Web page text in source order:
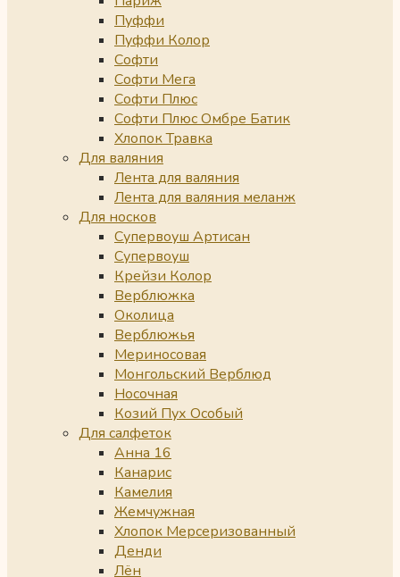
Пуффи
Пуффи Колор
Софти
Софти Мега
Софти Плюс
Софти Плюс Омбре Батик
Хлопок Травка
Для валяния
Лента для валяния
Лента для валяния меланж
Для носков
Супервоуш Артисан
Супервоуш
Крейзи Колор
Верблюжка
Околица
Верблюжья
Мериносовая
Монгольский Верблюд
Носочная
Козий Пух Особый
Для салфеток
Анна 16
Канарис
Камелия
Жемчужная
Хлопок Мерсеризованный
Денди
Лён